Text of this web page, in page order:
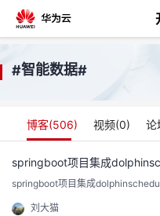
返
回
个
#智能数据#
博客(506) 视频(0) 论
springboot项目集成
springboot项目集成
刘大猫